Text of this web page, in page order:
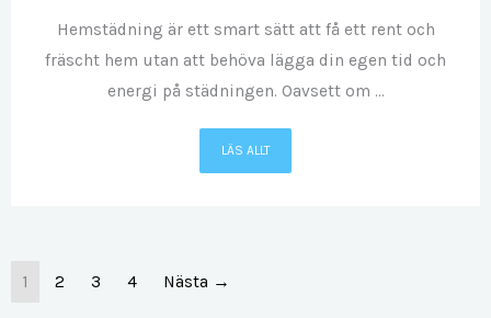
Hemstädning är ett smart sätt att få ett rent och
fräscht hem utan att behöva lägga din egen tid och
energi på städningen. Oavsett om ...
LÄS ALLT
1 2 3 4 Nästa →